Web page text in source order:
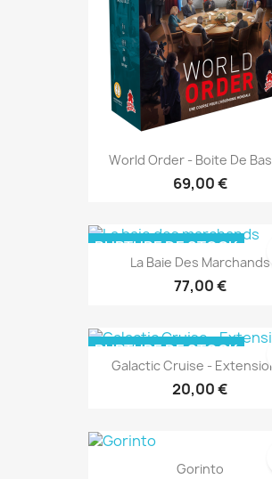
World Order - Boite De
69,00 €
La Baie Des Marchands
77,00 €
RUPTURE DE STOCK
Galactic Cruise -
20,00 €
RUPTURE DE STOCK
Gorinto